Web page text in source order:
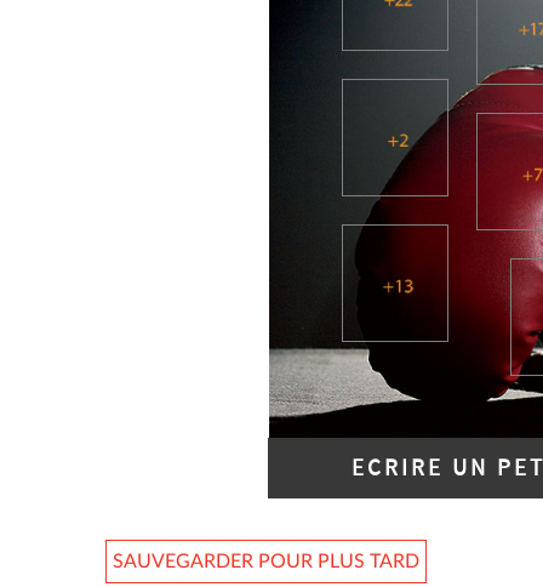
ECRIRE UN
SAUVEGARDER POUR PLUS TARD